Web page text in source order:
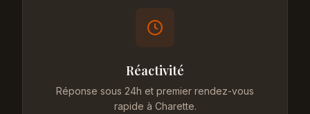
Réactivité
Réponse sous 24h et premier rendez-vous
rapide à Charette.